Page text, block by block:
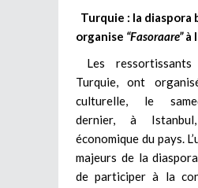
Turquie : la diaspora
organise “Fasoraare”à
Les
Turquie, ont
culturelle, le
dernier, à
économique du pays.
majeurs de la
de participer à la